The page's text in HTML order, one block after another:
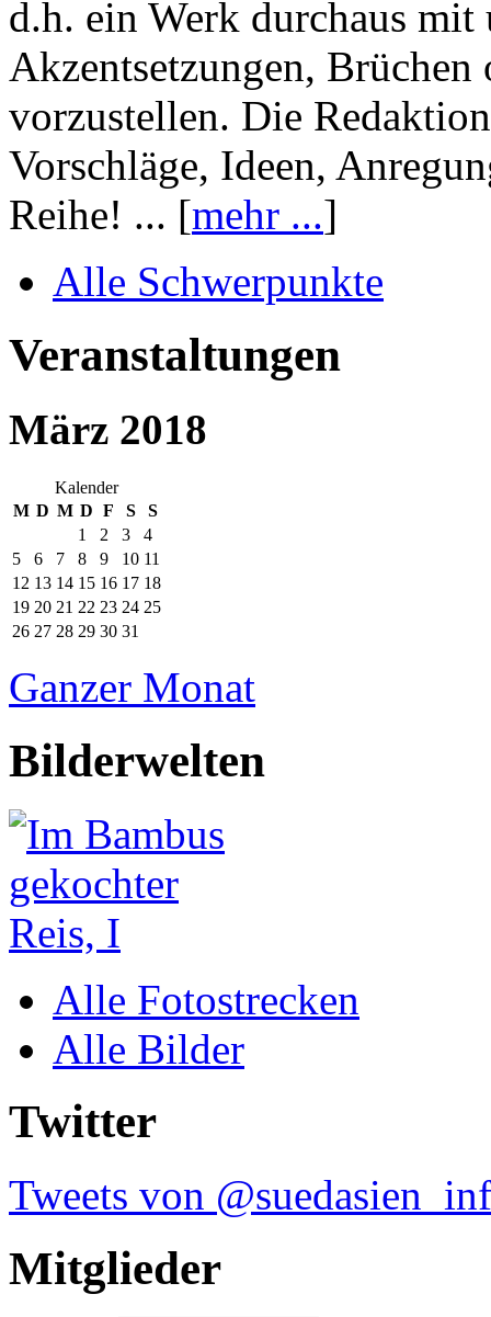
d.h. ein Werk durchaus mit
Akzentsetzungen, Brüchen
vorzustellen. Die
Vorschläge, Ideen,
Reihe! ... [mehr ...]
Alle Schwerpunkte
Veranstaltungen
März 2018
Kalender
M D M D F S
S
1
2 3
4
5
6 7 8 9 10 11
12 13 14 15 16 17 18
19 20 21 22 23 24 25
26 27 28 29 30 31
Ganzer Monat
Bilderwelten
Alle Fotostrecken
Alle Bilder
Twitter
Tweets von
Mitglieder